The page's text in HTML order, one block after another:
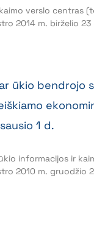
verslo centras
2014 m. birželio
ūkio
1 d.
informacijos ir
2010 m. gruodžio